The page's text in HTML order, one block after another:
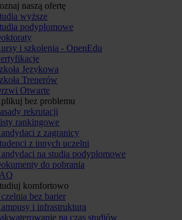
naszą ofertę
wyższe
podyplomowe
i szkolenia - OpenEdu
Językowa
Trenerów
Otwarte
bez problemu
rekrutacji
rankingowe
z zagranicy
z innych uczelni
na studia podyplomowe
do pobrania
komfortowo
bez barier
i infrastruktura
na czas studiów